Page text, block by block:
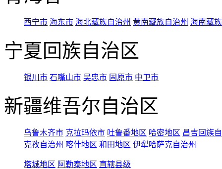
西宁市 海东市 海北藏族自治州 黄南藏族自治州 海南藏
宁夏回族自治区
银川市 石嘴山市 吴忠市 固原市 中卫市
新疆维吾尔自治区
乌鲁木齐市 克拉玛依市 吐鲁番地区 哈密地区 昌吉回族
克孜自治州 喀什地区 和田地区 伊犁哈萨克自治州
塔城地区 阿勒泰地区 直辖县级